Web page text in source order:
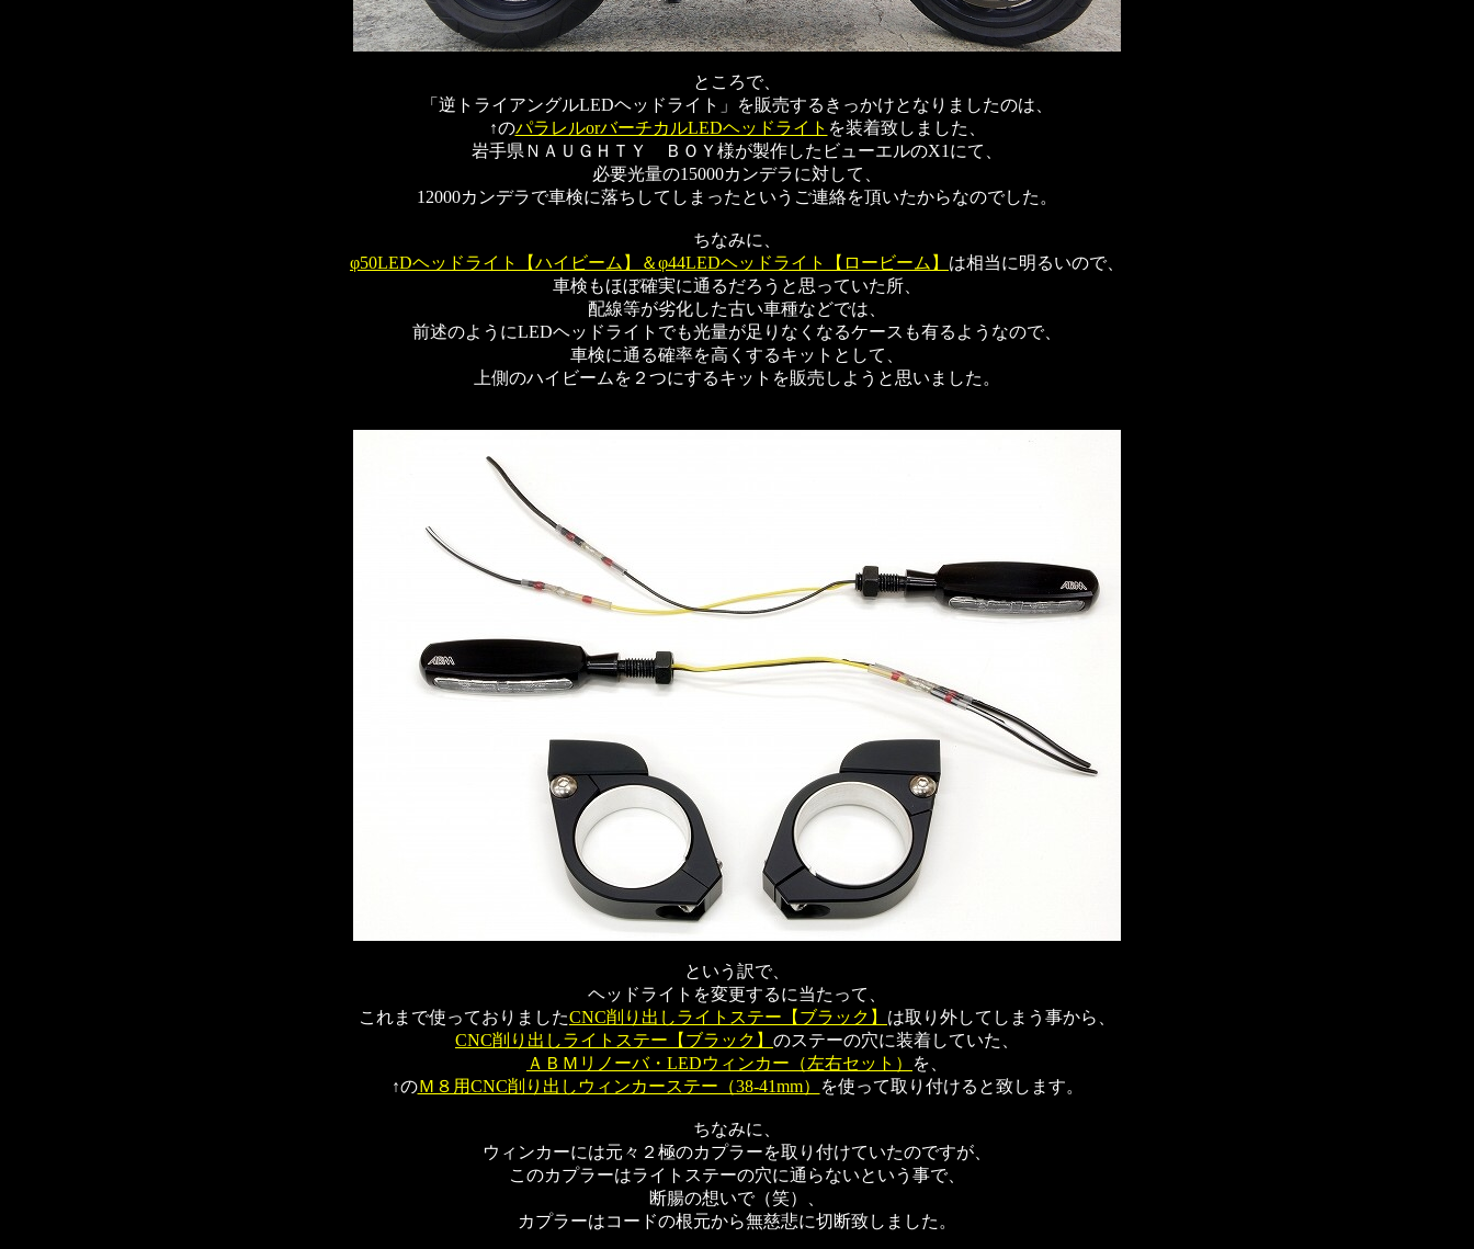
ところで、
「逆トライアングルLEDヘッドライト」を販売するきっかけとなりましたのは、
↑のパラレルorバーチカルLEDヘッドライト を装着致しました、
岩手県ＮＡＵＧＨＴＹ ＢＯＹ様が製作したビューエルのX1にて、
必要光量の15000カンデラに対して、
12000カンデラで車検に落ちしてしまったというご連絡を頂いたからなのでした。
ちなみに、
φ50LEDヘッドライト【ハイビーム】＆φ44LEDヘッドライト【ロービーム】 は相当に明るいので、
車検もほぼ確実に通るだろうと思っていた所、
配線等が劣化した古い車種などでは、
前述のようにLEDヘッドライトでも光量が足りなくなるケースも有るようなので、
車検に通る確率を高くするキットとして、
上側のハイビームを２つにするキットを販売しようと思いました。
という訳で、
ヘッドライトを変更するに当たって、
これまで使っておりましたCNC削り出しライトステー【ブラック】 は取り外してしまう事から、
CNC削り出しライトステー【ブラック】 のステーの穴に装着していた、
ＡＢＭリノーバ・LEDウィンカー（左右セット）
を、
↑のＭ８用CNC削り出しウィンカーステー（38-41mm） を使って取り付けると致します。
ちなみに、
ウィンカーには元々２極のカプラーを取り付けていたのですが、
このカプラーはライトステーの穴に通らないという事で、
断腸の想いで（笑）、
カプラーはコードの根元から無慈悲に切断致しました。